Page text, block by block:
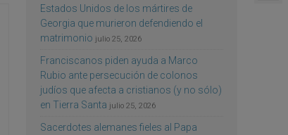
Estados Unidos de los mártires de
Georgia que murieron defendiendo el
matrimonio julio 25, 2026
Franciscanos piden ayuda a Marco
Rubio ante persecución de colonos
judíos que afecta a cristianos (y no sólo)
en Tierra Santa julio 25, 2026
Sacerdotes alemanes fieles al Papa